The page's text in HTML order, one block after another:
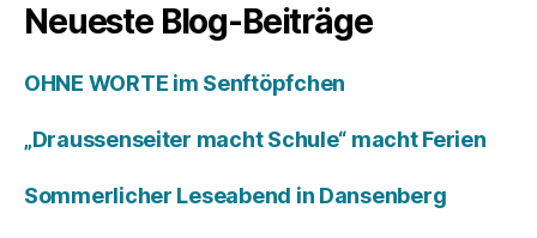
Neueste Blog-Beiträge
OHNE WORTE im Senftöpfchen
„Draussenseiter macht Schule“ macht Ferien
Sommerlicher Leseabend in Dansenberg